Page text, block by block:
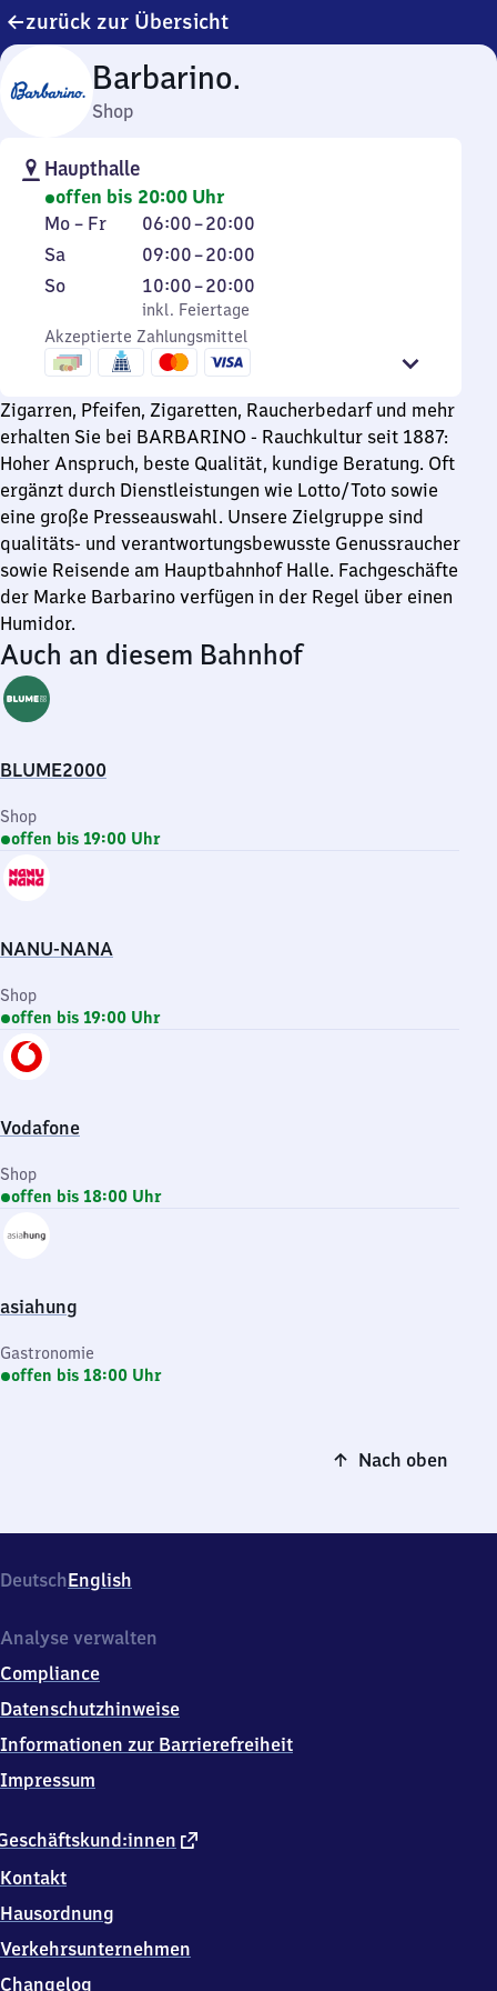
zurück zur Übersicht
Barbarino.
Shop
Haupthalle
offen bis 20:00 Uhr
Montag
bis
Freitag
Mo – Fr 06:00–20:00
Von
6
Uhr
bis
20
Uhr
Samstag
Sa 09:00–20:00
Von
9
Uhr
bis
20
Sonntag
So,
inkl. Feiertage
10:00–20:00
Von
10
Uhr
bis
Uhr
inkl. Feiertage
Akzeptierte Zahlungsmittel
Zigarren, Pfeifen, Zigaretten, Raucherbedarf und mehr
erhalten Sie bei BARBARINO - Rauchkultur seit 1887:
Hoher Anspruch, beste Qualität, kundige Beratung. Oft
ergänzt durch Dienstleistungen wie Lotto/Toto sowie
eine große Presseauswahl. Unsere Zielgruppe sind
qualitäts- und verantwortungsbewusste Genussraucher
sowie Reisende am Hauptbahnhof Halle. Fachgeschäfte
der Marke Barbarino verfügen in der Regel über einen
Humidor.
Auch an diesem Bahnhof
BLUME2000
Shop
offen bis 19:00 Uhr
NANU-NANA
Shop
offen bis 19:00 Uhr
Vodafone
Shop
offen bis 18:00 Uhr
asiahung
Gastronomie
offen bis 18:00 Uhr
Nach oben
DeutschEnglish
externer
Kontakt
Hausordnung
Verkehrsunternehmen
Changelog
Analyse verwalten
Compliance
Datenschutzhinweise
Informationen zur Barrierefreiheit
Impressum